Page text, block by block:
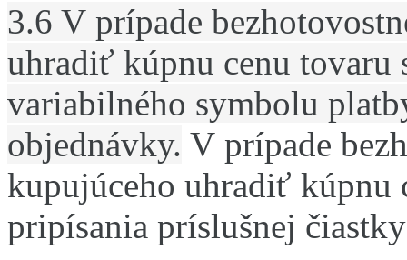
3.6 V prípade
uhradiť kúpnu cenu tovaru
variabilného symbolu
objednávky. V prípade
kupujúceho uhradiť kúpnu
pripísania príslušnej